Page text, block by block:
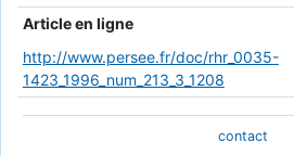
Article en ligne
http://www.persee.fr/doc/rhr_0035-
1423_1996_num_213_3_1208
contact